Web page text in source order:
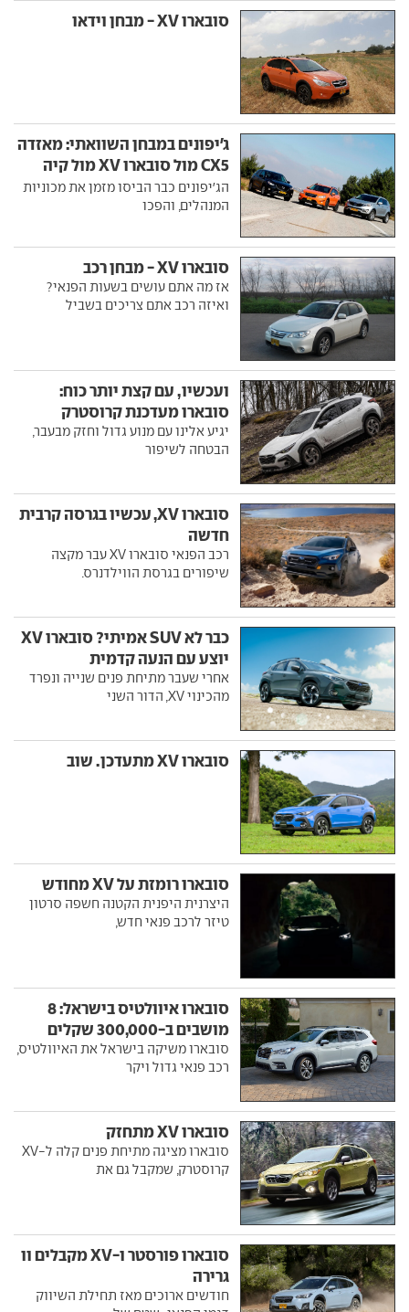
סובארו XV - מבחן וידאו
ג'יפונים במבחן השוואתי: מאזדה
CX5 מול סובארו XV מול קיה
ספורטז'
הג'יפונים כבר הביסו מזמן את מכוניות
המנהלים, והפכו
סובארו XV - מבחן רכב
אז מה אתם עושים בשעות הפנאי?
ואיזה רכב אתם צריכים בשביל
ועכשיו, עם קצת יותר כוח:
סובארו מעדכנת קרוסטרק
יגיע אלינו עם מנוע גדול וחזק מבעבר,
הבטחה לשיפור
סובארו XV, עכשיו בגרסה קרבית
חדשה
רכב הפנאי סובארו XV עבר מקצה
שיפורים בגרסת הווילדנרס.
כבר לא SUV אמיתי? סובארו XV
יוצע עם הנעה קדמית
אחרי שעבר מתיחת פנים שנייה ונפרד
מהכינוי XV, הדור השני
סובארו XV מתעדכן. שוב
סובארו רומזת על XV מחודש
היצרנית היפנית הקטנה חשפה סרטון
טיזר לרכב פנאי חדש,
סובארו איוולטיס בישראל: 8
מושבים ב-300,000 שקלים
סובארו משיקה בישראל את האיוולטיס,
רכב פנאי גדול ויקר
סובארו XV מתחזק
סובארו מציגה מתיחת פנים קלה ל-XV
קרוסטרק, שמקבל גם את
סובארו פורסטר ו-XV מקבלים וו
גרירה
חודשים ארוכים מאז תחילת השיווק